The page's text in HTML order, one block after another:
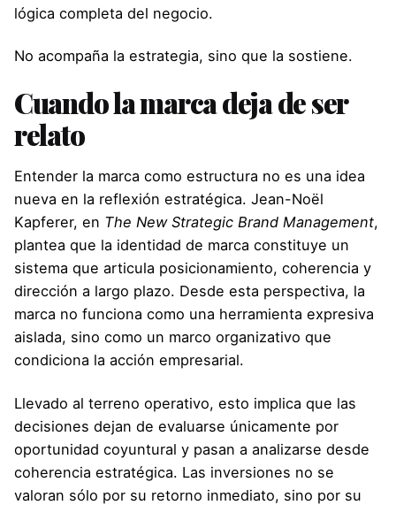
lógica completa del negocio.
No acompaña la estrategia, sino que la sostiene.
Cuando la marca deja de ser
relato
Entender la marca como estructura no es una idea
nueva en la reflexión estratégica. Jean-Noël
Kapferer, en The New Strategic Brand Management,
plantea que la identidad de marca constituye un
sistema que articula posicionamiento, coherencia y
dirección a largo plazo. Desde esta perspectiva, la
marca no funciona como una herramienta expresiva
aislada, sino como un marco organizativo que
condiciona la acción empresarial.
Llevado al terreno operativo, esto implica que las
decisiones dejan de evaluarse únicamente por
oportunidad coyuntural y pasan a analizarse desde
coherencia estratégica. Las inversiones no se
valoran sólo por su retorno inmediato, sino por su